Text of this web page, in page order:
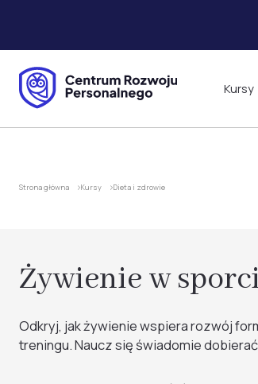
Kursy
Strona główna Kursy Dieta i zdrowie
Żywienie w
Odkryj, jak żywienie wspiera rozwój
treningu. Naucz się świadomie